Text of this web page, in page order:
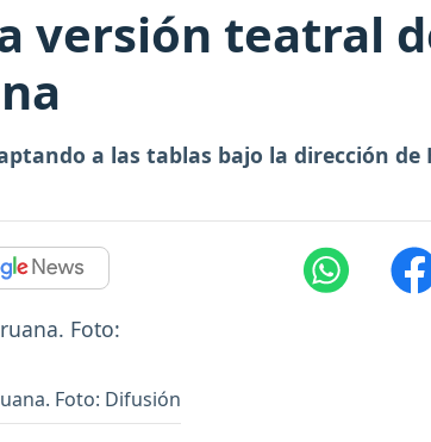
versión teatral
a las tablas bajo la dirección de
Foto: Difusión